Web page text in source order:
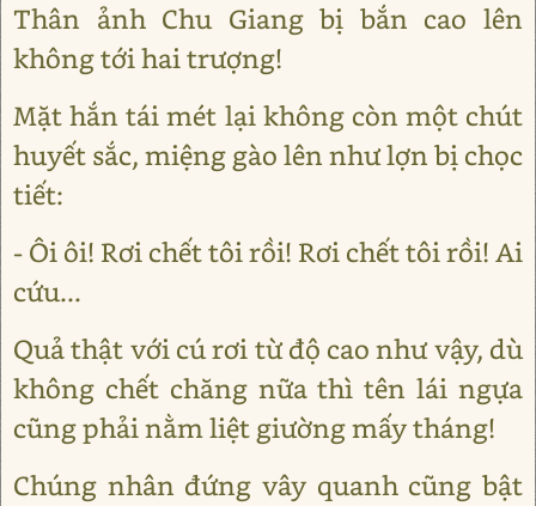
Thân ảnh Chu Giang bị bắn cao lên
không tới hai trượng!
Mặt hắn tái mét lại không còn một chút
huyết sắc, miệng gào lên như lợn bị chọc
tiết:
- Ôi ôi! Rơi chết tôi rồi! Rơi chết tôi rồi! Ai
cứu...
Quả thật với cú rơi từ độ cao như vậy, dù
không chết chăng nữa thì tên lái ngựa
cũng phải nằm liệt giường mấy tháng!
Chúng nhân đứng vây quanh cũng bật